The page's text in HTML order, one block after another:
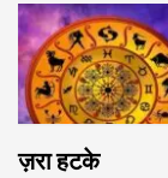
ज़रा हटके